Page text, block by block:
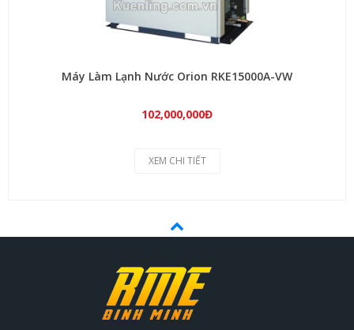
Máy Làm Lạnh Nước Orion RKE15000A-VW
102,000,000Đ
XEM CHI TIẾT